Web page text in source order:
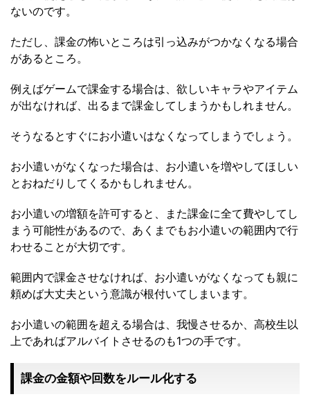
ないのです。
ただし、課金の怖いところは引っ込みがつかなくなる場合
があるところ。
例えばゲームで課金する場合は、欲しいキャラやアイテム
が出なければ、出るまで課金してしまうかもしれません。
そうなるとすぐにお小遣いはなくなってしまうでしょう。
お小遣いがなくなった場合は、お小遣いを増やしてほしい
とおねだりしてくるかもしれません。
お小遣いの増額を許可すると、また課金に全て費やしてし
まう可能性があるので、あくまでもお小遣いの範囲内で行
わせることが大切です。
範囲内で課金させなければ、お小遣いがなくなっても親に
頼めば大丈夫という意識が根付いてしまいます。
お小遣いの範囲を超える場合は、我慢させるか、高校生以
上であればアルバイトさせるのも1つの手です。
課金の金額や回数をルール化する